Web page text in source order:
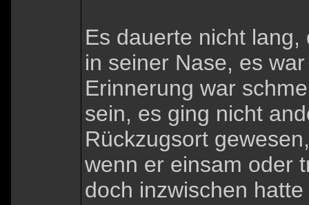
Es dauerte nicht
in seiner Nase, es
Erinnerung war
sein, es ging nicht
Rückzugsort
wenn er einsam oder
doch inzwischen